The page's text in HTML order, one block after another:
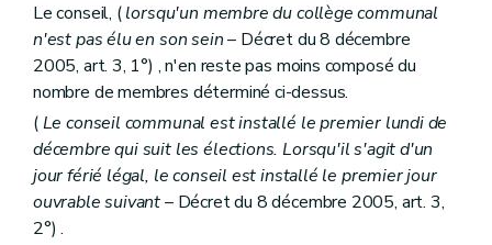
Art. L1232-28
Section 3 Dispositions finales
Art. L1232-29
Art. L1232-30
Art. L1232-31
Chapitre III Etablissements publics
Art. L1233-1
Art. L1233-2
Art. L1233-3
Titre IV Responsabilité et actions judiciaires
Le conseil, (lorsqu'un membre du collège communal
n'est pas élu en son sein– Décret du 8 décembre
2005, art. 3, 1°) , n'en reste pas moins composé du
nombre de membres déterminé ci-dessus.
(Le conseil communal est installé le premier lundi de
décembre qui suit les élections. Lorsqu'il s'agit d'un
jour férié légal, le conseil est installé le premier jour
ouvrable suivant– Décret du 8 décembre 2005, art. 3,
2°) .